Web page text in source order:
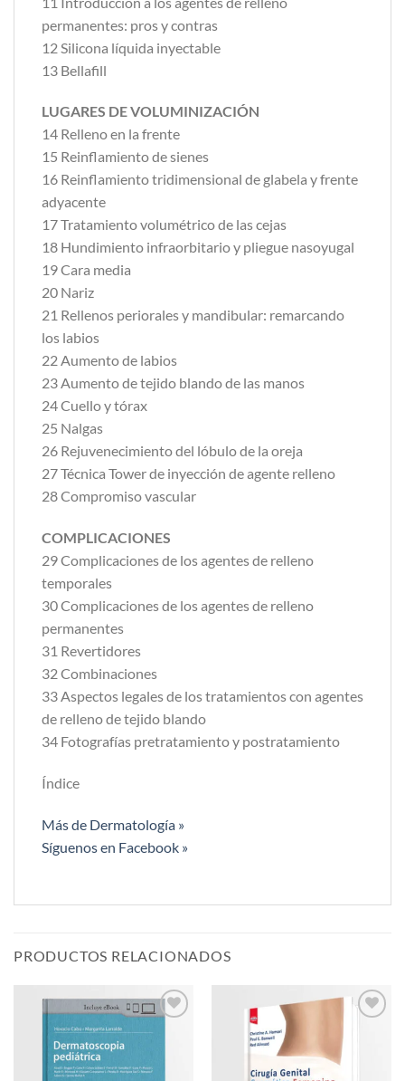
permanentes: pros y contras
12 Silicona líquida inyectable
13 Bellafill
LUGARES DE VOLUMINIZACIÓN
14 Relleno en la frente
15 Reinflamiento de sienes
16 Reinflamiento tridimensional de glabela y frente
adyacente
17 Tratamiento volumétrico de las cejas
18 Hundimiento infraorbitario y pliegue nasoyugal
19 Cara media
20 Nariz
21 Rellenos periorales y mandibular: remarcando
los labios
22 Aumento de labios
23 Aumento de tejido blando de las manos
24 Cuello y tórax
25 Nalgas
26 Rejuvenecimiento del lóbulo de la oreja
27 Técnica Tower de inyección de agente relleno
28 Compromiso vascular
COMPLICACIONES
29 Complicaciones de los agentes de relleno
temporales
30 Complicaciones de los agentes de relleno
permanentes
31 Revertidores
32 Combinaciones
33 Aspectos legales de los tratamientos con agentes
de relleno de tejido blando
34 Fotografías pretratamiento y postratamiento
Índice
Más de Dermatología »
Síguenos en Facebook »
PRODUCTOS RELACIONADOS
deseos